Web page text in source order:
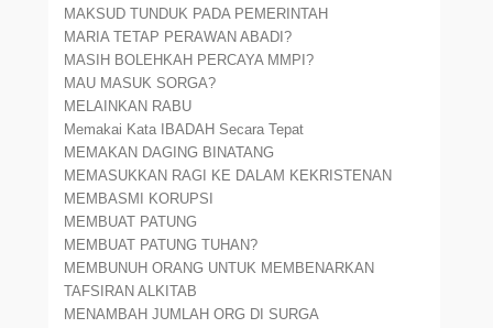
MAKSUD TUNDUK PADA PEMERINTAH
MARIA TETAP PERAWAN ABADI?
MASIH BOLEHKAH PERCAYA MMPI?
MAU MASUK SORGA?
MELAINKAN RABU
Memakai Kata IBADAH Secara Tepat
MEMAKAN DAGING BINATANG
MEMASUKKAN RAGI KE DALAM KEKRISTENAN
MEMBASMI KORUPSI
MEMBUAT PATUNG
MEMBUAT PATUNG TUHAN?
MEMBUNUH ORANG UNTUK MEMBENARKAN
TAFSIRAN ALKITAB
MENAMBAH JUMLAH ORG DI SURGA